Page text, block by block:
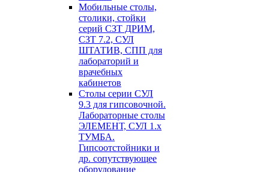
Мобильные столы,
столики, стойки
серий СЗТ ДРИМ,
СЗТ 7.2, СУЛ
ШТАТИВ, СПП для
лабораторий и
врачебных
кабинетов
Столы серии СУЛ
9.3 для гипсовочной.
Лабораторные столы
ЭЛЕМЕНТ, СУЛ 1.х
ТУМБА.
Гипсоотстойники и
др. сопутствующее
оборудование